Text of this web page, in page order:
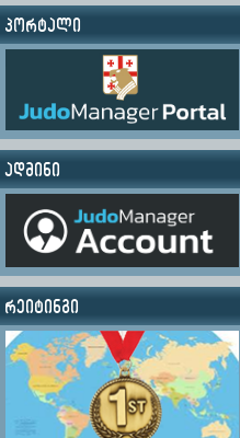
პორტალი
ადმინი
რეიტინგი